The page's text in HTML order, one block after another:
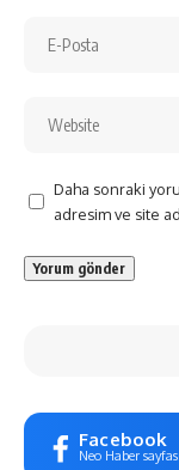
Daha sonraki
adresim ve site
Facebook
Neo Haber sayfası